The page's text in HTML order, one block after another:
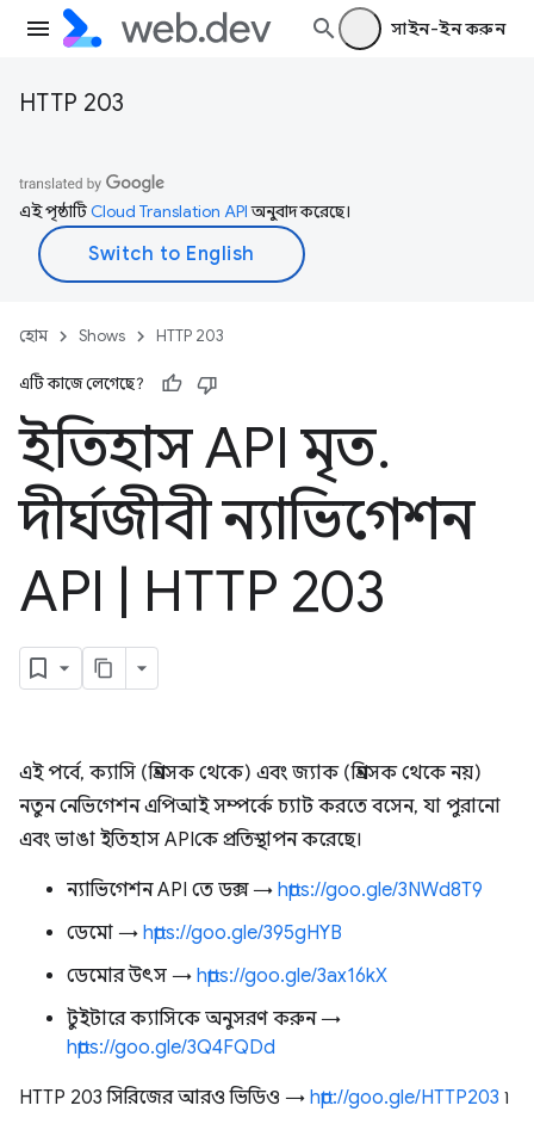
সাইন-ইন করুন
HTTP 203
এই পৃষ্ঠাটিCloud Translation APIঅনুবাদ করেছে।
হোম Shows HTTP 203
এটি কাজে লেগেছে?
ইতিহাস API মৃত.
দীর্ঘজীবী ন্যাভিগেশন
API
HTTP 203
এই পর্বে, ক্যাসি (গ্রিনসক থেকে) এবং জ্যাক (গ্রিনসক থেকে নয়)
নতুন নেভিগেশন এপিআই সম্পর্কে চ্যাট করতে বসেন, যা পুরানো
এবং ভাঙা ইতিহাস APIকে প্রতিস্থাপন করেছে।
ন্যাভিগেশন API তে ডক্স → https://goo.gle/3NWd8T9
ডেমো → https://goo.gle/395gHYB
ডেমোর উৎস → https://goo.gle/3ax16kX
টুইটারে ক্যাসিকে অনুসরণ করুন →
https://goo.gle/3Q4FQDd
HTTP 203 সিরিজের আরও ভিডিও → http://goo.gle/HTTP203 ৷